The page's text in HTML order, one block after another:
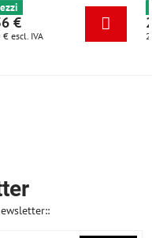
€
€ escl. IVA